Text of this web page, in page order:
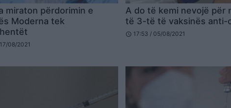
miraton përdorimin e
Moderna tek
08/2021
A do të kemi nevojë për
të 3-të të vaksinës anti-
schedule 17:53 / 05/08/2021